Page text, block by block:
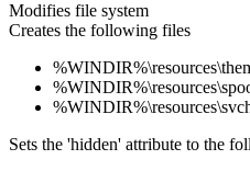
Modifies file system
Creates the following files
Sets the 'hidden' attribute to the